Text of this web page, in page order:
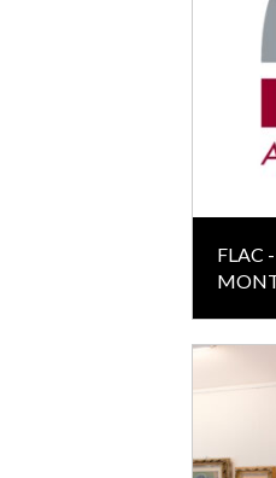
FLAC